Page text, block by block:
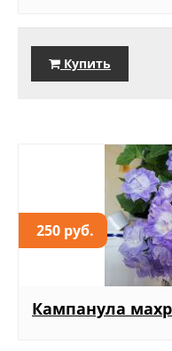
Купить
250 руб.
Кампанула